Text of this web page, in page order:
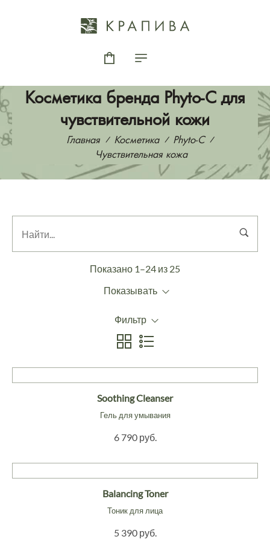
Косметика бренда Phyto-C для
чувствительной кожи
Главная Косметика
Phyto-C
Чувствительная кожа
Показано 1–24 из 25
Показывать
Фильтр
Soothing Cleanser
Гель для умывания
6 790 руб.
Balancing Toner
Тоник для лица
5 390 руб.